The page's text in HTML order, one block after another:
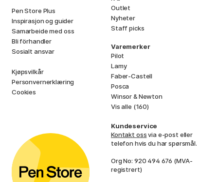
Pen Store Plus
Inspirasjon og guider
Samarbeide med oss
Bli förhandler
Sosialt ansvar
Kjøpsvilkår
Personvernerklæring
Cookies
Outlet
Nyheter
Staff picks
Varemerker
Pilot
Lamy
Faber-Castell
Posca
Winsor & Newton
Vis alle (160)
Kundeservice
Kontakt ossvia e-post eller
telefon hvis du har spørsmål.
Org No: 920 494 676 (MVA-
registrert)